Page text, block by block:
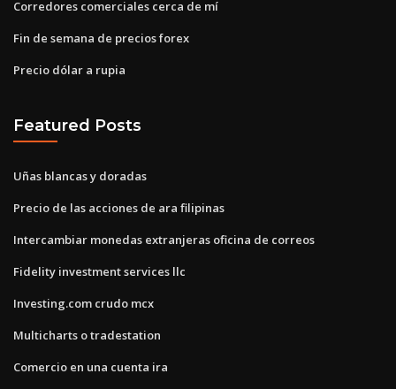
Corredores comerciales cerca de mí
Fin de semana de precios forex
Precio dólar a rupia
Featured Posts
Uñas blancas y doradas
Precio de las acciones de ara filipinas
Intercambiar monedas extranjeras oficina de correos
Fidelity investment services llc
Investing.com crudo mcx
Multicharts o tradestation
Comercio en una cuenta ira